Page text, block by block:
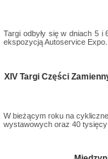
Targi odbyły się w dniach 5
ekspozycją Autoservice Expo.
XIV Targi Części
W bieżącym roku na
wystawowych oraz 40 tysięcy